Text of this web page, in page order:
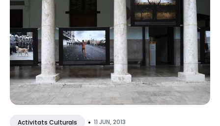
Activitats Culturals • 11 JUN, 2013